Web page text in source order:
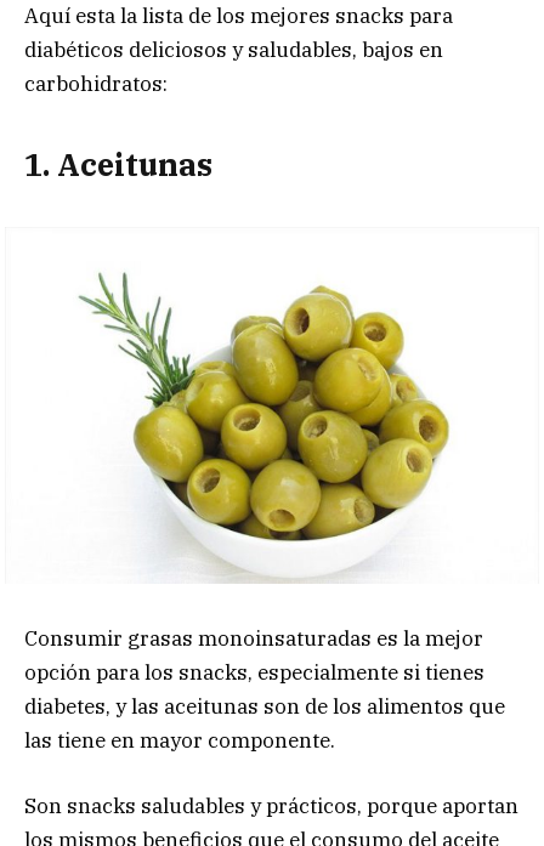
Aquí esta la lista de los mejores snacks para
diabéticos deliciosos y saludables, bajos en
carbohidratos:
1. Aceitunas
Consumir grasas monoinsaturadas es la mejor
opción para los snacks, especialmente si tienes
diabetes, y las aceitunas son de los alimentos que
las tiene en mayor componente.
Son snacks saludables y prácticos, porque aportan
los mismos beneficios que el consumo del aceite